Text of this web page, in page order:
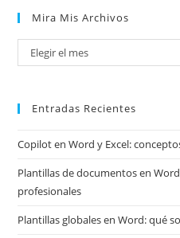
Mira Mis Archivos
Mira
mis
Elegir el mes
Entradas Recientes
Copilot en Word y Excel:
Plantillas de documentos en
profesionales
Plantillas globales en Word: qué